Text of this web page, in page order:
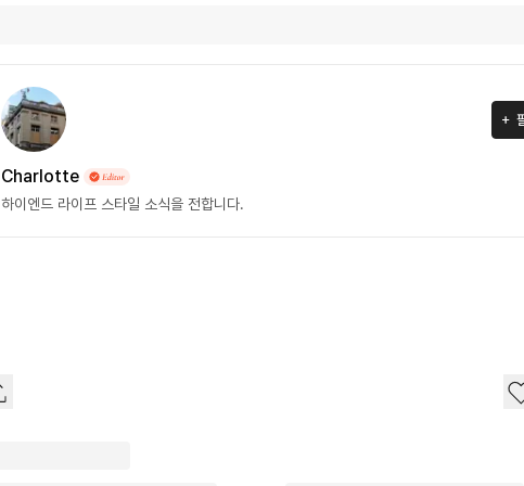
Charlotte
하이엔드 라이프 스타일 소식을 전합니다.